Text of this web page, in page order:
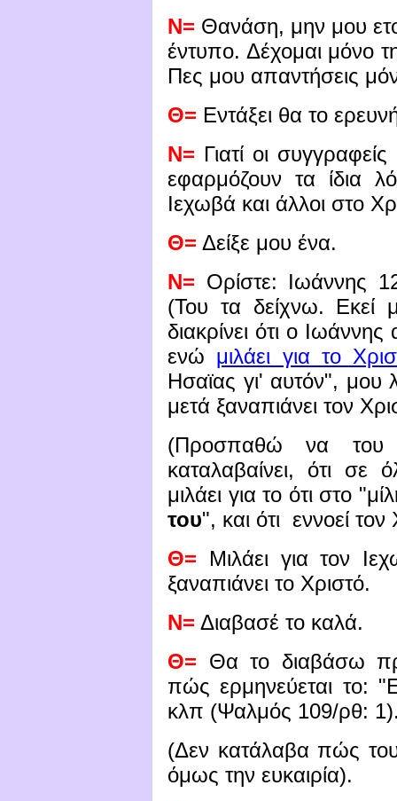
Ν= Θανάση, μην μου
έντυπο. Δέχομαι μόνο
Πες μου απαντήσεις
Θ= Εντάξει θα το
Ν= Γιατί οι
εφαρμόζουν τα ίδια
Ιεχωβά και άλλοι στο
Θ= Δείξε μου ένα.
Ν= Ορίστε: Ιωάννης
(Του τα δείχνω. Εκεί
διακρίνει ότι ο
ενώ μιλάει για το
Ησαϊας γι' αυτόν", μου
μετά ξαναπιάνει τον
(Προσπαθώ να
καταλαβαίνει, ότι
μιλάει για το ότι στο
του", και ότι εννοεί
Θ= Μιλάει για τον
ξαναπιάνει το Χριστό.
Ν= Διαβασέ το καλά.
Θ= Θα το διαβάσω
πώς ερμηνεύεται το:
κλπ (Ψαλμός 109/ρθ:
(Δεν κατάλαβα πώς
όμως την ευκαιρία).